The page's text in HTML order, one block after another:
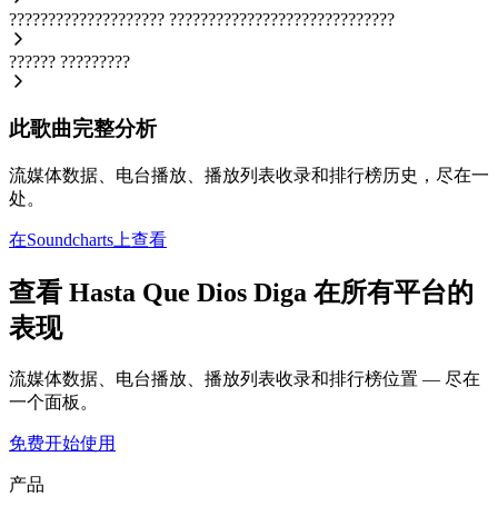
???????????????????? ?????????????????????????????
?????? ?????????
此歌曲完整分析
流媒体数据、电台播放、播放列表收录和排行榜历史，尽在一
处。
在Soundcharts上查看
查看 Hasta Que Dios Diga 在所有平台的
表现
流媒体数据、电台播放、播放列表收录和排行榜位置 — 尽在
一个面板。
免费开始使用
产品